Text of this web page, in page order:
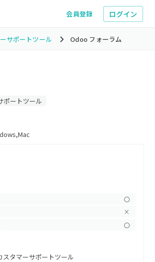
会員登録 ログイン
サポートツール Odoo フォーラム
ポートツール
,Mac
〇
×
〇
スタマーサポートツール